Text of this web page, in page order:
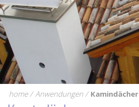
home Anwendungen Kamindächer